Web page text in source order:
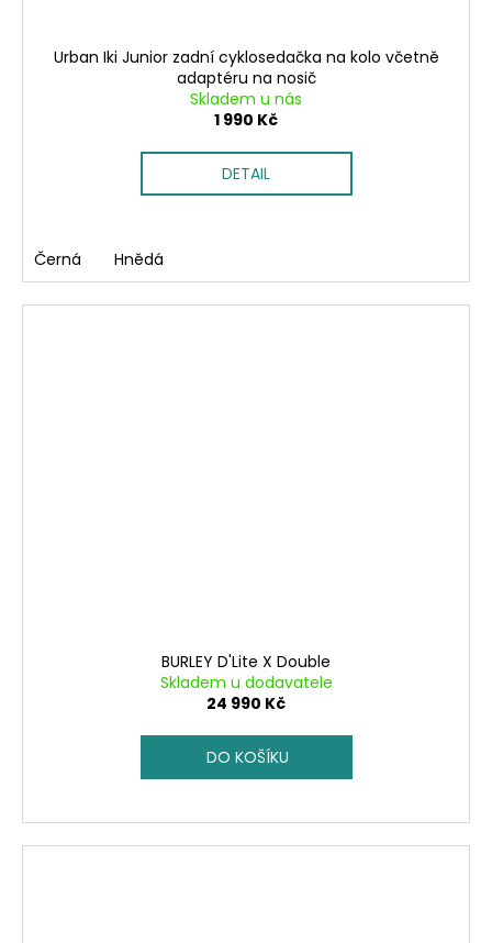
Urban Iki Junior zadní cyklosedačka na kolo včetně
adaptéru na nosič
Skladem u nás
1 990 Kč
DETAIL
Černá Hnědá
BURLEY D'Lite X Double
Skladem u dodavatele
24 990 Kč
DO KOŠÍKU